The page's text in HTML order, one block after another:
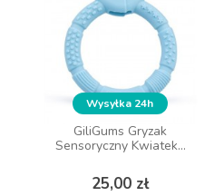
Wysyłka 24h
GiliGums Gryzak
Sensoryczny Kwiatek...
25,00 zł
Cena
Wysyłka 24h
GiliGums Gryzak
Sensoryczny Kwiatek...
25,00 zł
Cena